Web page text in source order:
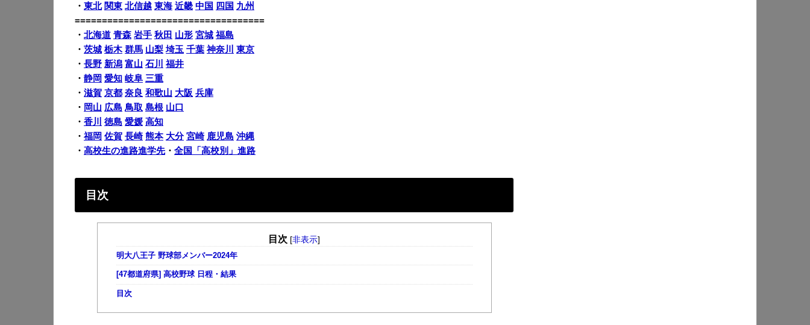
・ 東北 関東 北信越 東海 近畿 中国 四国 九州
===================================
・ 北海道 青森 岩手 秋田 山形 宮城 福島
・ 茨城 栃木 群馬 山梨 埼玉 千葉 神奈川
東京
・ 長野 新潟 富山 石川
福井
・ 静岡 愛知 岐阜 三重
・ 滋賀 京都 奈良 和歌山 大阪 兵庫
・ 岡山 広島 鳥取 島根 山口
・ 香川 徳島 愛媛 高知
・ 福岡 佐賀 長崎 熊本 大分 宮崎 鹿児島 沖縄
・ 高校生の進路進学先・ 全国「高校別」進路
目次
目次 [非表示]
明大八王子 野球部メンバー2024年
[47都道府県] 高校野球 日程・結果
目次